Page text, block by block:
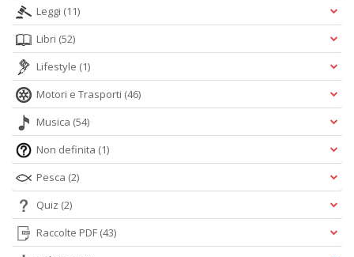
Leggi (11)
Libri (52)
Lifestyle (1)
Motori e Trasporti (46)
Musica (54)
Non definita (1)
Pesca (2)
Quiz (2)
Raccolte PDF (43)